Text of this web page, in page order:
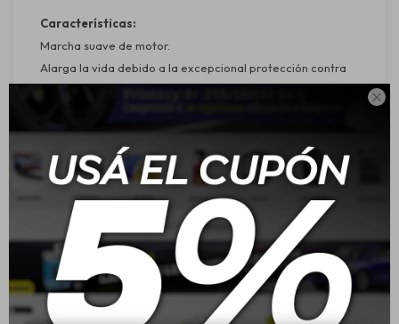

Características:
Marcha suave de motor.
Alarga la vida debido a la excepcional protección contra
Presión de aceite óptima en todas las revoluciones.
Lubricación fiable a temperaturas extremas, tanto altas
como bajas.
Alta estabilidad contra corte de la película de aceite y
contra envejecimiento.
Reduce tanto el consumo de combustible como la emisión
contaminante.
Estupenda limpieza del motor.
Probado en motores con turbo y con convertidor catalítico.